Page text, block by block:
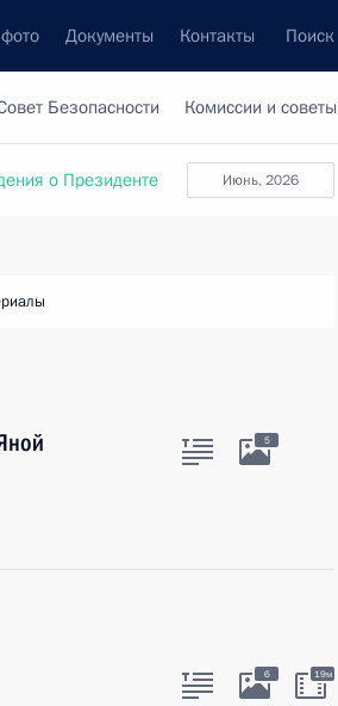
Документы Контакты Поиск
Безопасности Комиссии и советы
июнь, 2026
о Президенте
5
6 19м